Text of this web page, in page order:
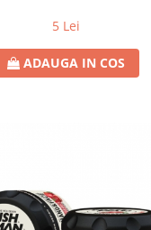
5 Lei
ADAUGA IN COS